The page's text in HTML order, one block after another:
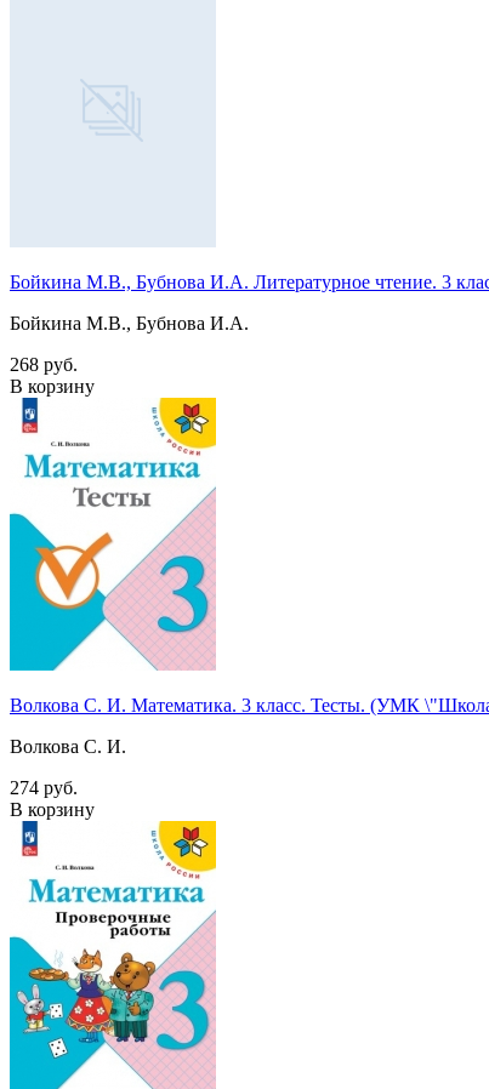
Бойкина М.В., Бубнова И.А. Литературное чтение. 3
Бойкина М.В., Бубнова И.А.
268 руб.
В корзину
Волкова С. И. Математика. 3 класс. Тесты. (УМК
Волкова С. И.
274 руб.
В корзину